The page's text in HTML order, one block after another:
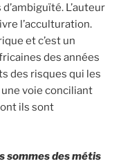
L’auteur
l’acculturation.
et c’est un
des années
des risques qui les
voie conciliant
ils sont
sommes des métis